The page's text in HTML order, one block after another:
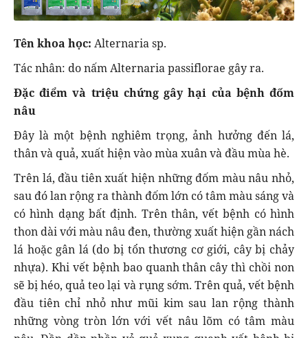
Tên khoa học: Alternaria sp.
Tác nhân: do nấm Alternaria passiflorae gây ra.
Đặc điểm và triệu chứng gây hại của bệnh đốm
nâu
Đây là một bệnh nghiêm trọng, ảnh hưởng đến lá,
thân và quả, xuất hiện vào mùa xuân và đầu mùa hè.
Trên lá, đầu tiên xuất hiện những đốm màu nâu nhỏ,
sau đó lan rộng ra thành đốm lớn có tâm màu sáng và
có hình dạng bất định. Trên thân, vết bệnh có hình
thon dài với màu nâu đen, thường xuất hiện gần nách
lá hoặc gân lá (do bị tổn thương cơ giới, cây bị chảy
nhựa). Khi vết bệnh bao quanh thân cây thì chồi non
sẽ bị héo, quả teo lại và rụng sớm. Trên quả, vết bệnh
đầu tiên chỉ nhỏ như mũi kim sau lan rộng thành
những vòng tròn lớn với vết nâu lõm có tâm màu